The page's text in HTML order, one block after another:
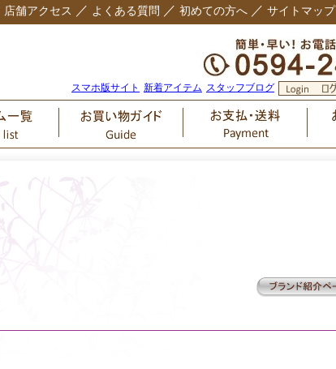
店舗アクセス ／ よくある質問 ／ 初めての方へ ／ サイトマップ
スタッフブログ
新着アイテム
スマホ版サイト